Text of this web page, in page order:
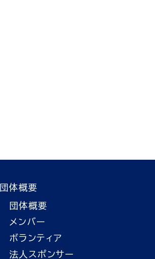
団体概要
団体概要
メンバー
ボランティア
法人スポンサー